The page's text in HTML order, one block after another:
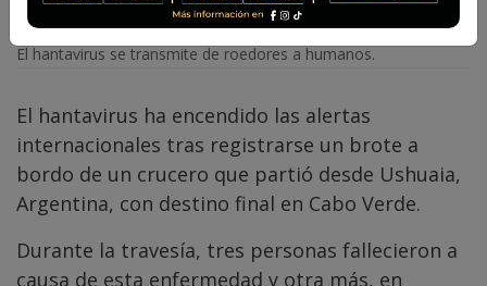
El hantavirus se transmite de roedores a humanos.
El hantavirus ha encendido las alertas
internacionales tras registrarse un brote a
bordo de un crucero que partió desde Ushuaia,
Argentina, con destino final en Cabo Verde.
Durante la travesía, tres personas fallecieron a
causa de esta enfermedad y otra más, en